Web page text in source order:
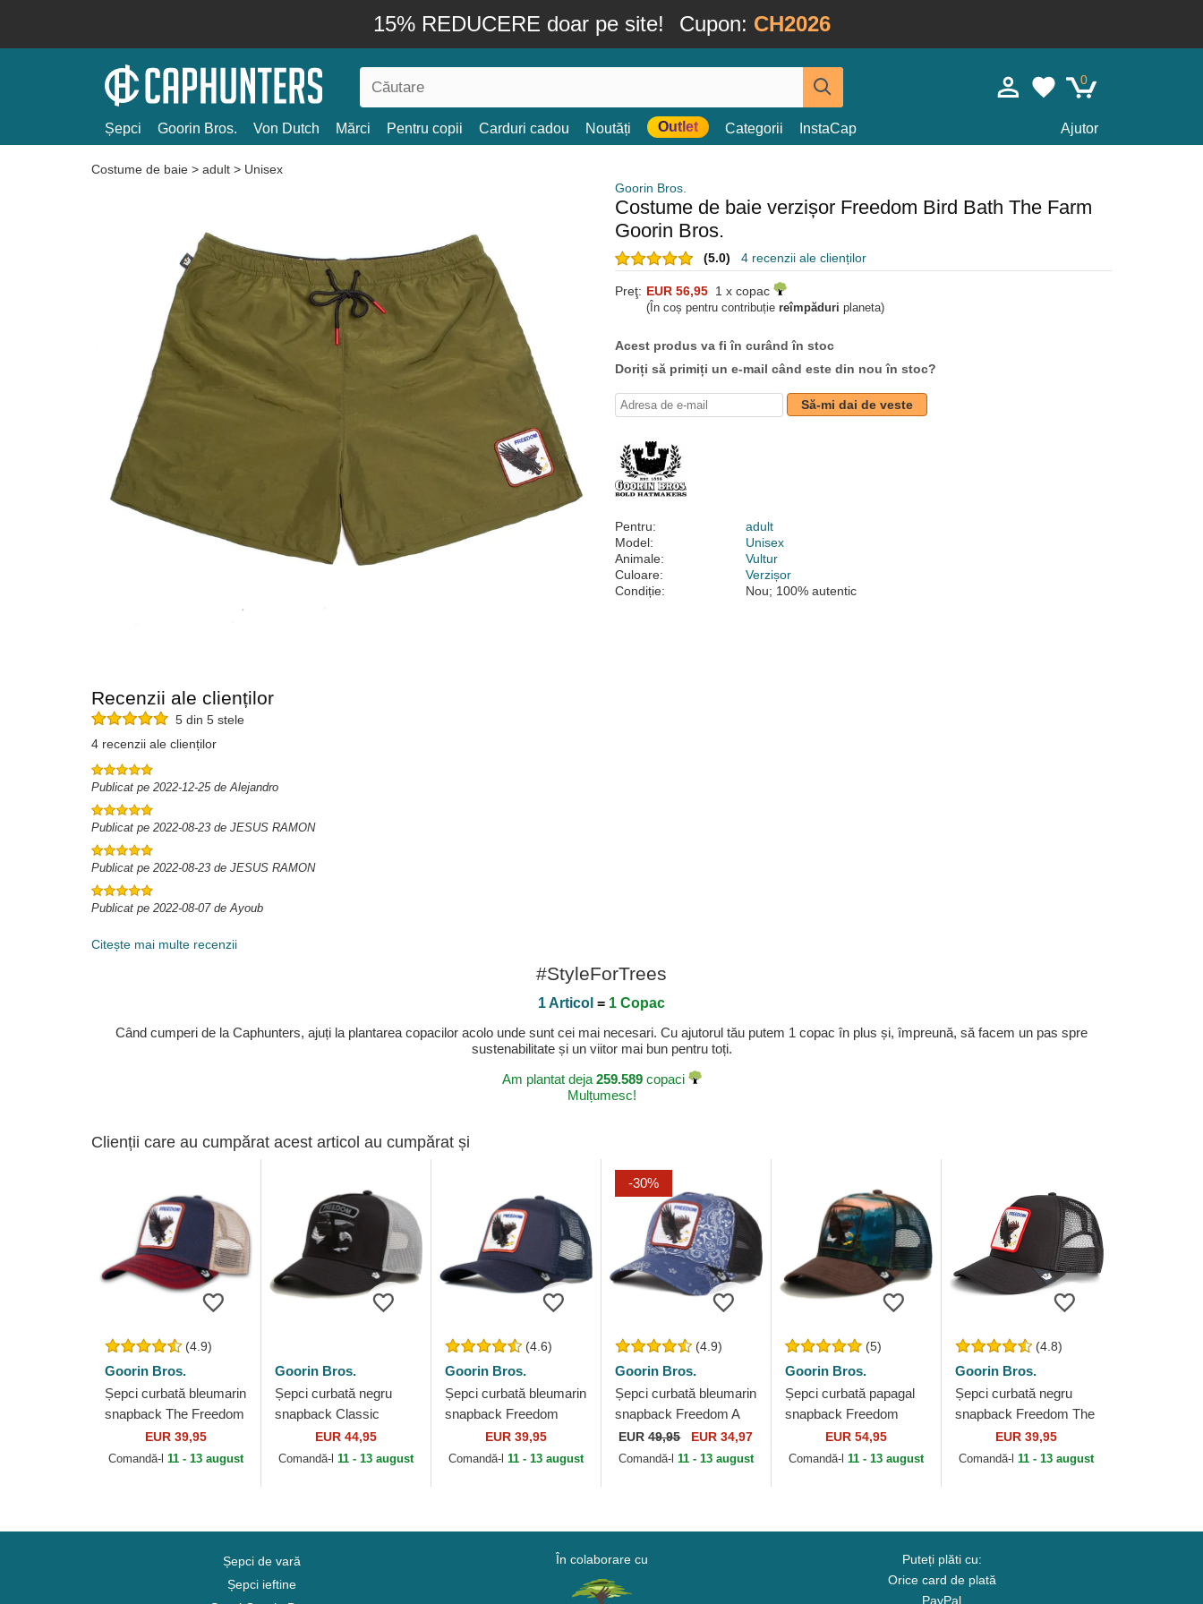
15% REDUCERE doar pe site! Cupon: CH2026
0
Șepci Goorin Bros. Von Dutch Mărci Pentru copii Carduri cadou Noutăți Outlet Categorii InstaCap Ajutor
Costume de baie > adult > Unisex
Goorin Bros.
Costume de baie verzișor Freedom Bird Bath The Farm
Goorin Bros.
(5.0) 4 recenzii ale clienților
Preţ: EUR 56,95 1 x copac
(În coș pentru contribuție reîmpăduri planeta)
Acest produs va fi în curând în stoc
Doriți să primiți un e-mail când este din nou în stoc?
Să-mi dai de veste
Pentru:
adult
Model:
Unisex
Animale:
Vultur
Culoare:
Verzișor
Condiție:
Nou; 100% autentic
Recenzii ale clienților
5 din 5 stele
4 recenzii ale clienților
Publicat pe 2022-12-25 de Alejandro
Publicat pe 2022-08-23 de JESUS RAMON
Publicat pe 2022-08-23 de JESUS RAMON
Publicat pe 2022-08-07 de Ayoub
Citește mai multe recenzii
#StyleForTrees
1 Articol = 1 Copac
Când cumperi de la Caphunters, ajuți la plantarea copacilor acolo unde sunt cei mai necesari. Cu ajutorul tău putem 1 copac în plus și, împreună, să facem un pas spre
sustenabilitate și un viitor mai bun pentru toți.
Am plantat deja 259.589copaci
Mulțumesc!
Clienții care au cumpărat acest articol au cumpărat și
(4.9)
Goorin Bros.
Șepci curbată bleumarin
snapback The Freedom
Eagle The Farm Goorin
Bros.
EUR 39,95
Comandă-l 11 - 13 august
Goorin Bros.
Șepci curbată negru
snapback Classic
Rocker Freedom The
Farm Goorin Bros.
EUR 44,95
Comandă-l 11 - 13 august
(4.6)
Goorin Bros.
Șepci curbată bleumarin
snapback Freedom
Truckin The Farm
Goorin Bros.
EUR 39,95
Comandă-l 11 - 13 august
-30%
(4.9)
Goorin Bros.
Șepci curbată bleumarin
snapback Freedom A
the W in a D The Farm
Paisley The Farm
EUR49,95 EUR 34,97
Comandă-l 11 - 13 august
(5)
Goorin Bros.
Șepci curbată papagal
snapback Freedom
Eagle In The Element
The Farm Goorin Bros.
EUR 54,95
Comandă-l 11 - 13 august
(4.8)
Goorin Bros.
Șepci curbată negru
snapback Freedom The
Farm Goorin Bros.
EUR 39,95
Comandă-l11 - 13 august
Șepci de vară
Șepci ieftine
În colaborare cu
Puteți plăti cu:
Orice card de plată
PayPal